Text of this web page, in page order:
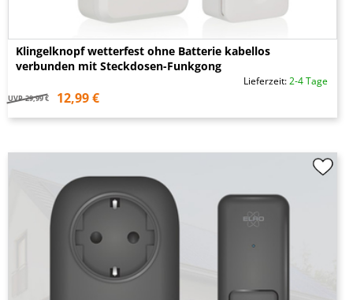
Klingelknopf wetterfest ohne Batterie kabellos
verbunden mit Steckdosen-Funkgong
Lieferzeit:2-4 Tage
UVP 29,99 € 12,99 €